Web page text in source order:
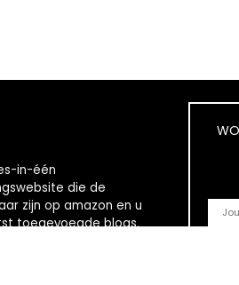
in-één
die de
zijn op amazon en u
toegevoegde blogs.